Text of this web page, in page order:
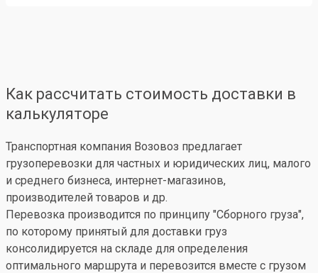
Как рассчитать стоимость доставки в
калькуляторе
Транспортная компания Возовоз предлагает
грузоперевозки для частных и юридических лиц, малого
и среднего бизнеса, интернет-магазинов,
производителей товаров и др.
Перевозка производится по принципу "Сборного груза",
по которому принятый для доставки груз
консолидируется на складе для определения
оптимального маршрута и перевозится вместе с грузом